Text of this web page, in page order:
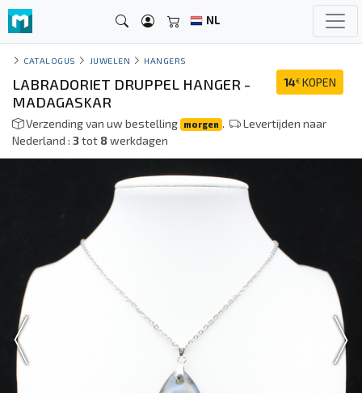
NL
CATALOGUS JUWELEN HANGERS
14€ KOPEN
LABRADORIET DRUPPEL HANGER -
MADAGASKAR
Verzending van uw bestelling morgen .
Levertijden naar
Nederland : 3tot 8werkdagen